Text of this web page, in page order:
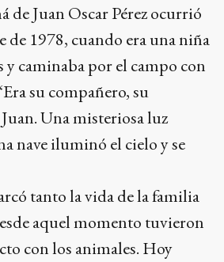
de Juan Oscar Pérez ocurrió
de 1978, cuando era una niña
y caminaba por el campo con
su compañero, su
Una misteriosa luz
nave iluminó el cielo y se
tanto la vida de la familia
aquel momento tuvieron
con los animales. Hoy